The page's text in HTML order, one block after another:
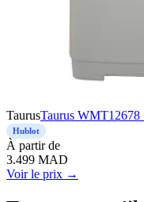
TaurusTaurus
Hublot
À partir de
3.499 MAD
Voir le prix →